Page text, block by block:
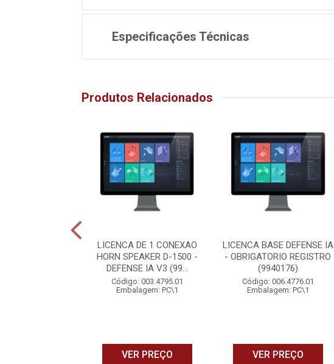
Especificações Técnicas
Produtos Relacionados
LICENCA DE 1 CONEXAO
HORN SPEAKER D-1500 -
DEFENSE IA V3 (99...
Código: 003.4795.01
Embalagem: PC\1
VER PREÇO
LICENCA BASE DEFENSE IA
- OBRIGATORIO REGISTRO
(9940176)
Código: 006.4776.01
Embalagem: PC\1
VER PREÇO